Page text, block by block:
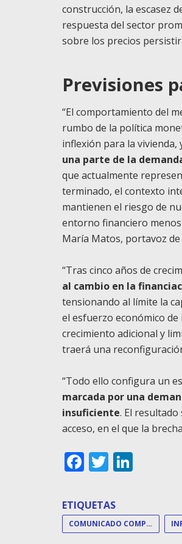
construcción, la escasez
respuesta del sector
sobre los precios
Previsiones
“El comportamiento del
rumbo de la política
inflexión para la vivienda,
una parte de la
que actualmente
terminado, el contexto
mantienen el riesgo de
entorno financiero
María Matos, portavoz de
“Tras cinco años de
al cambio en la
tensionando al límite la
el esfuerzo económico
crecimiento adicional y
traerá una
“Todo ello configura un
marcada por una
insuficiente. El
acceso, en el que la
Facebook
Twitter
ETIQUETAS
COMUNICADO COMPRAVENTA INE ABRIL